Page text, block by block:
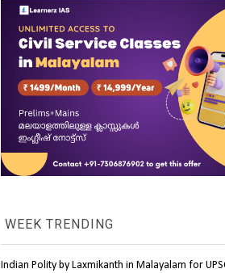
WEEK TRENDING
Indian Polity by Laxmikanth in Malayalam for